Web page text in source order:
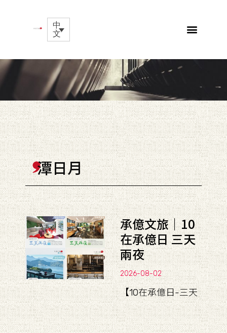
中
文
潭日月
承億文旅｜10
在承億日 三天
兩夜
2026-08-02
【10在承億日-三天